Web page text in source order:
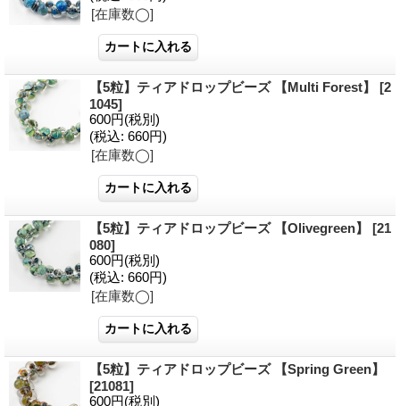
[在庫数◯]
【5粒】ティアドロップビーズ 【Multi Forest】 [2
1045]
600円(税別)
(税込: 660円)
[在庫数◯]
【5粒】ティアドロップビーズ 【Olivegreen】 [21
080]
600円(税別)
(税込: 660円)
[在庫数◯]
【5粒】ティアドロップビーズ 【Spring Green】
[21081]
600円(税別)